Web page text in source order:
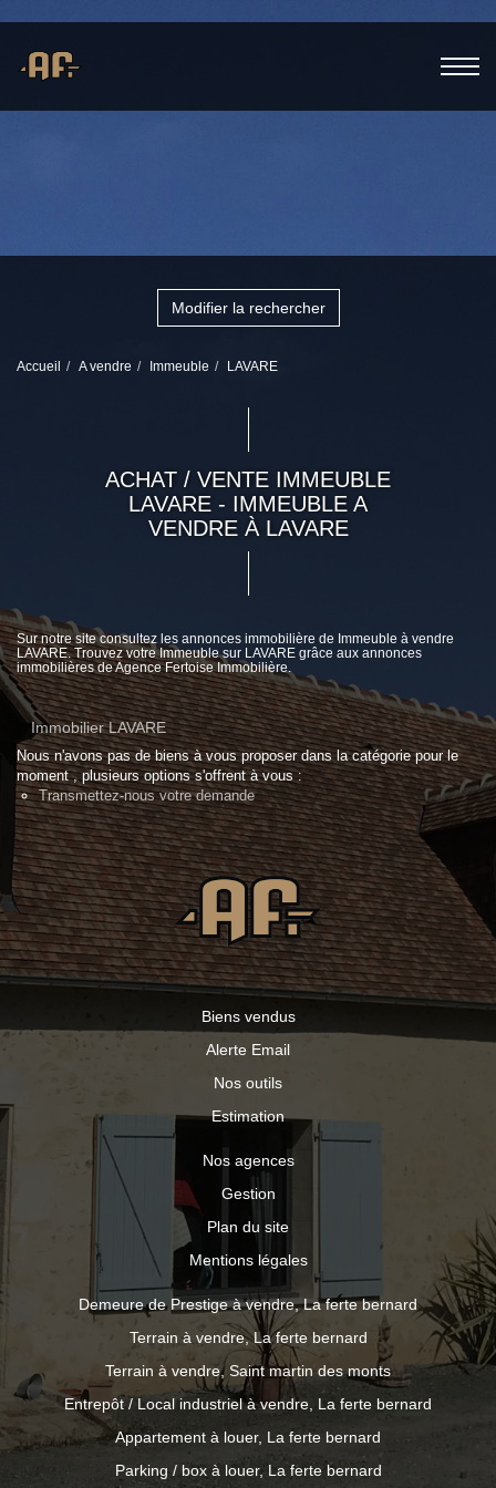
Modifier la rechercher
Accueil A vendre Immeuble LAVARE
ACHAT / VENTE IMMEUBLE
LAVARE - IMMEUBLE A
VENDRE À LAVARE
Sur notre site consultez les annonces immobilière de Immeuble à vendre
LAVARE. Trouvez votre Immeuble sur LAVARE grâce aux annonces
immobilières de Agence Fertoise Immobilière.
Immobilier LAVARE
Nous n'avons pas de biens à vous proposer dans la catégorie pour le
moment , plusieurs options s'offrent à vous :
Transmettez-nous votre demande
Biens vendus
Alerte Email
Nos outils
Estimation
Nos agences
Gestion
Plan du site
Mentions légales
Demeure de Prestige à vendre, La ferte bernard
Terrain à vendre, La ferte bernard
Terrain à vendre, Saint martin des monts
Entrepôt / Local industriel à vendre, La ferte bernard
Appartement à louer, La ferte bernard
Parking / box à louer, La ferte bernard